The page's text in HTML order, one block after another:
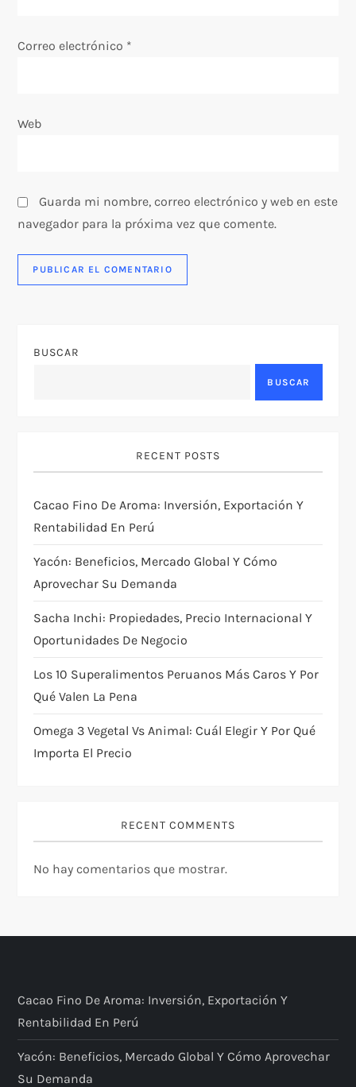
r
d
s
Correo electrónico *
Web
Guarda mi nombre, correo electrónico y web en este
navegador para la próxima vez que comente.
BUSCAR
BUSCAR
RECENT POSTS
Cacao Fino De Aroma: Inversión, Exportación Y
Rentabilidad En Perú
Yacón: Beneficios, Mercado Global Y Cómo
Aprovechar Su Demanda
Sacha Inchi: Propiedades, Precio Internacional Y
Oportunidades De Negocio
Los 10 Superalimentos Peruanos Más Caros Y Por
Qué Valen La Pena
Omega 3 Vegetal Vs Animal: Cuál Elegir Y Por Qué
Importa El Precio
RECENT COMMENTS
No hay comentarios que mostrar.
Cacao Fino De Aroma: Inversión, Exportación Y
Rentabilidad En Perú
Yacón: Beneficios, Mercado Global Y Cómo Aprovechar
Su Demanda